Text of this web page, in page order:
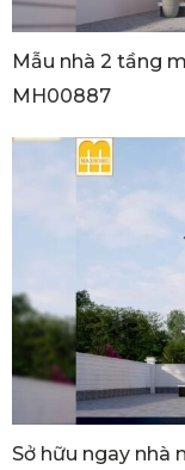
Mẫu nhà 2 tầng
MH00887
Sở hữu ngay nhà